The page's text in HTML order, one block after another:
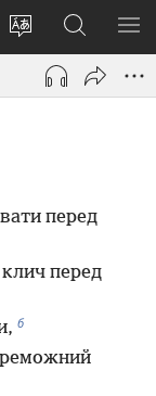
Змінити
мову
сайту
Увійти
(відкривається
новому
Пошук
на
сайті
перед
перед
б